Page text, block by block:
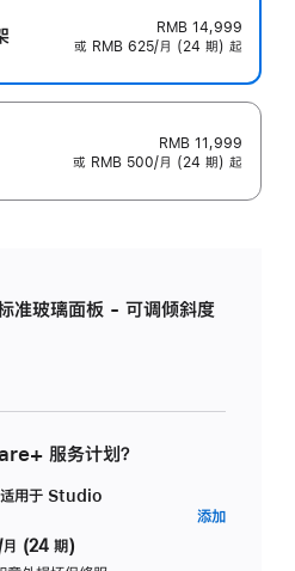
RMB 14,999
或 RMB 625/月 (24 期) 起
RMB 11,999
或 RMB 500/月 (24 期) 起
玻璃面板 - 可调倾斜度
服务计划？
用于 Studio
(24 期)
添加